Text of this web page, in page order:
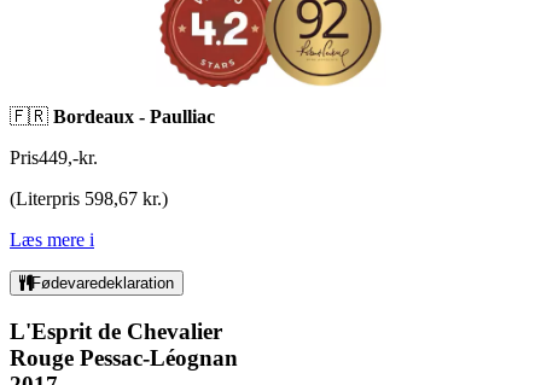
🇫🇷 Bordeaux - Paulliac
Pris449,-kr.
(Literpris 598,67 kr.)
Læs mere i
Fødevaredeklaration
L'Esprit de Chevalier
Rouge Pessac-Léognan